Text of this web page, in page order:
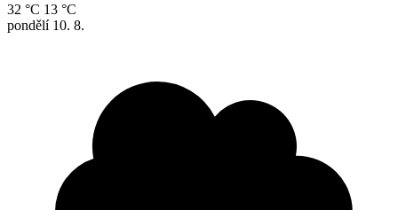
32 °C 13 °C
pondělí 10. 8.